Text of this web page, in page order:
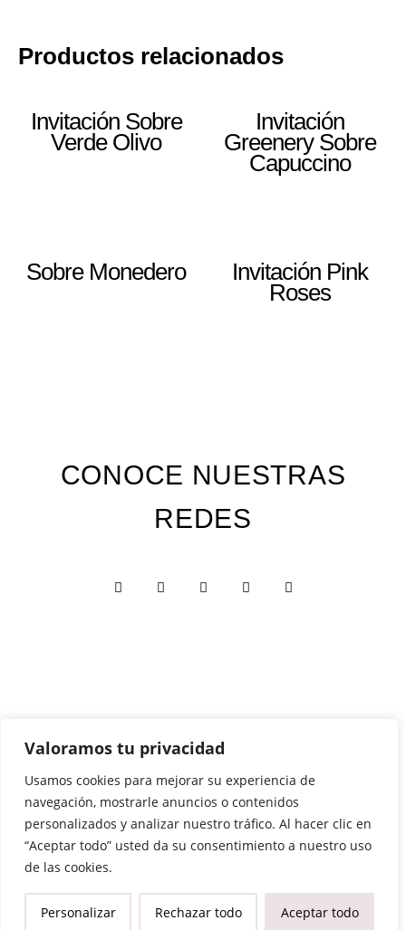
Valoramos tu privacidad
Usamos cookies para mejorar su experiencia de
navegación, mostrarle anuncios o contenidos
personalizados y analizar nuestro tráfico. Al hacer clic en
“Aceptar todo” usted da su consentimiento a nuestro uso
de las cookies.
Personalizar Rechazar todo Aceptar todo
Productos relacionados
Invitación Sobre
Verde Olivo
Invitación
Greenery Sobre
Capuccino
Sobre Monedero Invitación Pink
Roses
CONOCE NUESTRAS
REDES
Custom Edition
Express Edition
Digital Edition
Papelería y Cajas